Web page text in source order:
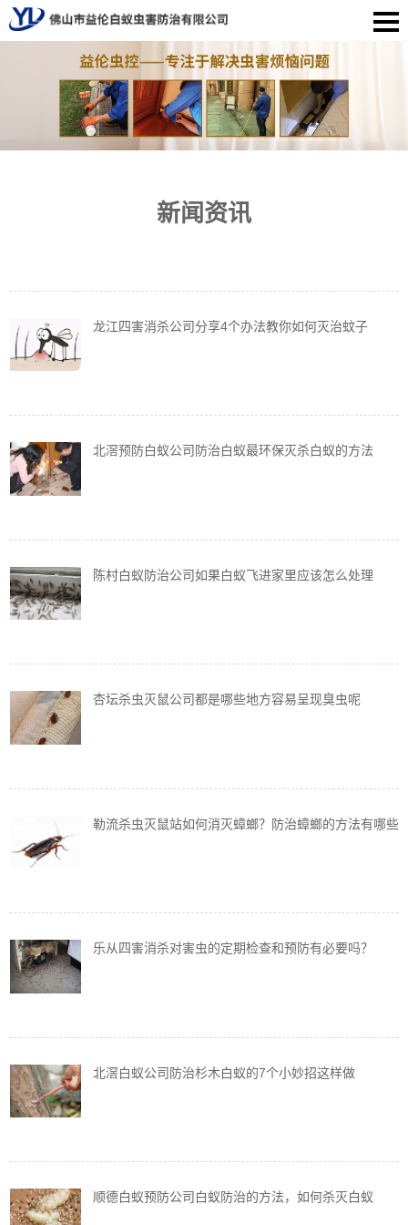
新闻资讯
龙江四害消杀公司分享4个办法教你如何灭治蚊子
北滘预防白蚁公司防治白蚁最环保灭杀白蚁的方法
陈村白蚁防治公司如果白蚁飞进家里应该怎么处理
杏坛杀虫灭鼠公司都是哪些地方容易呈现臭虫呢
勒流杀虫灭鼠站如何消灭蟑螂？防治蟑螂的方法有哪些
乐从四害消杀对害虫的定期检查和预防有必要吗？
北滘白蚁公司防治杉木白蚁的7个小妙招这样做
顺德白蚁预防公司白蚁防治的方法，如何杀灭白蚁